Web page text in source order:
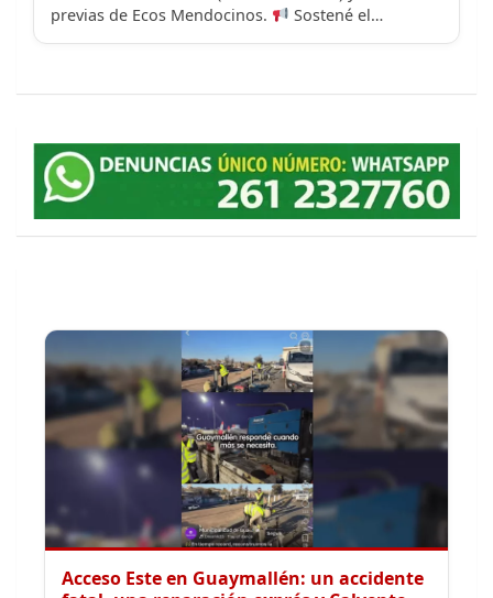
Acceso Este en Guaymallén: un accidente
fatal, una reparación exprés y Calvente
haciendo propaganda personal
9 agosto, 2026 / Redacción